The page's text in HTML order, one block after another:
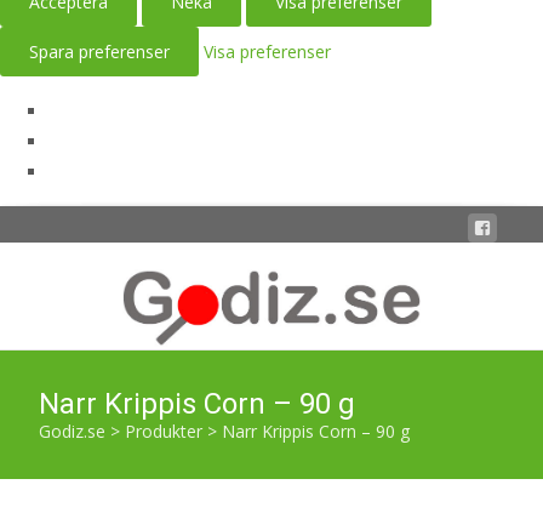
Spara preferenser Visa preferenser
Narr Krippis Corn – 90 g
Godiz.se > Produkter > Narr Krippis Corn – 90 g